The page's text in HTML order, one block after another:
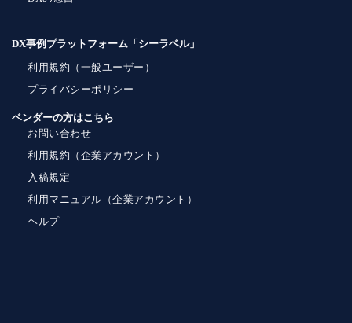
DX事例プラットフォーム「シーラベル」
利用規約（一般ユーザー）
プライバシーポリシー
ベンダーの方はこちら
お問い合わせ
利用規約（企業アカウント）
入稿規定
利用マニュアル（企業アカウント）
ヘルプ